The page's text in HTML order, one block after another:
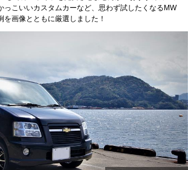
っこいいカスタムカーなど、思わず試したくなるMW
を画像とともに厳選しました！